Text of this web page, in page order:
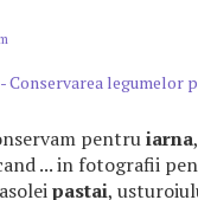
Conservarea legumelor
pentruiarna
... in fotografii
pastai,